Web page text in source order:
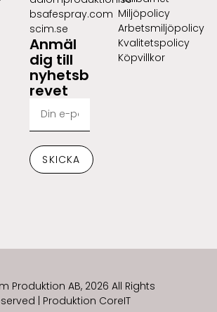
bsafespray.com
scim.se
Anmäl
dig till
nyhetsb
revet
SKICKA
Miljöpolicy
Arbetsmiljöpolicy
Kvalitetspolicy
Köpvillkor
Produktion AB, 2026 All Rights
| Produktion CoreIT